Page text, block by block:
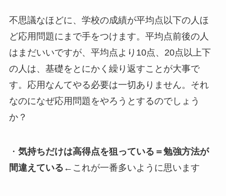
不思議なほどに、学校の成績が平均点以下の人ほ
ど応用問題にまで手をつけます。平均点前後の人
はまだいいですが、平均点より10点、20点以上下
の人は、基礎をとにかく繰り返すことが大事で
す。応用なんてやる必要は一切ありません。それ
なのになぜ応用問題をやろうとするのでしょう
か？
・ 気持ちだけは高得点を狙っている＝勉強方法が
間違えている ←これが一番多いように思います